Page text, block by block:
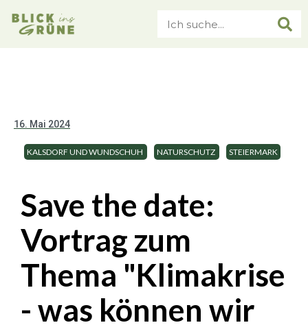
16. Mai 2024
KALSDORF UND WUNDSCHUH NATURSCHUTZ STEIERMARK
Save the date:
Vortrag zum
Thema "Klimakrise
- was können wir